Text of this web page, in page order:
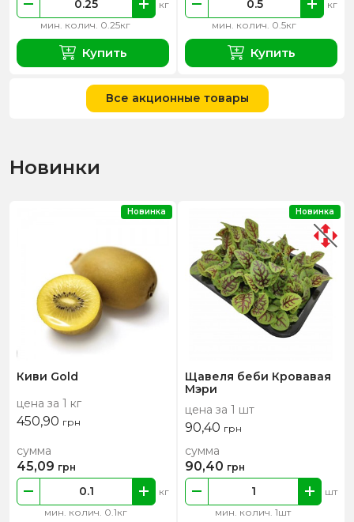
мин. колич. 0.25кг
кг
Купить
мин. колич. 0.5кг
кг
Купить
Все акционные товары
Новинки
Киви Gold
цена за 1 кг
450,90 грн
мин. колич. 0.1кг
кг
сумма
45,09 грн
Новинка
Щавеля беби Кровавая
Мэри
цена за 1 шт
90,40 грн
мин. колич. 1шт
шт
сумма
90,40 грн
Новинка